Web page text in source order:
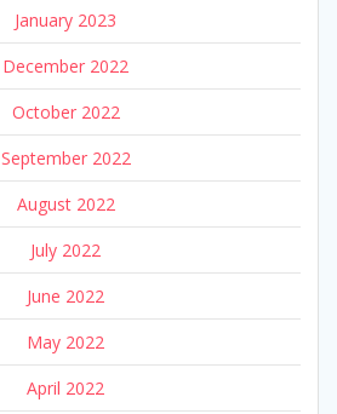
January 2023
December 2022
October 2022
September 2022
August 2022
July 2022
June 2022
May 2022
April 2022